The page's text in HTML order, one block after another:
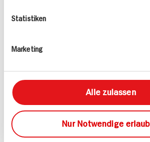
Statistiken
Marketing
Alle zulassen
Nur Notwendige
15 min
Leicht